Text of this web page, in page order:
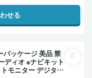
せる
ージ 美品 禁
ディオ ※ナビキット
モニター デジタル